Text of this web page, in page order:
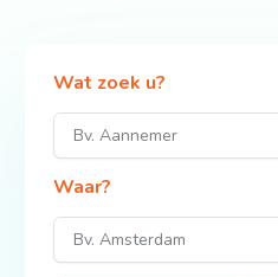
Wat zoek u?
Waar?